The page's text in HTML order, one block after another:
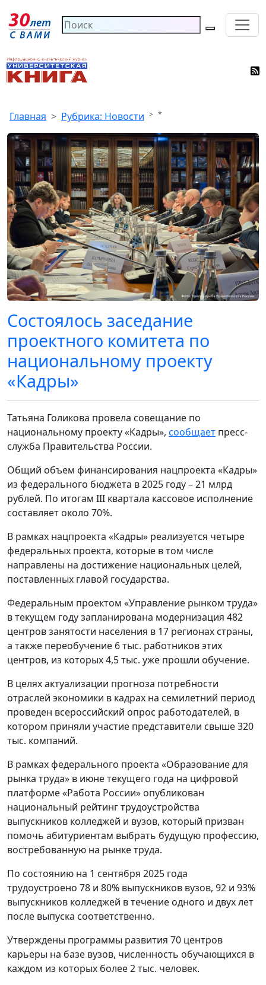
Главная Рубрика: Новости *
Состоялось заседание
проектного комитета по
национальному проекту
«Кадры»
Татьяна Голикова провела совещание по
национальному проекту «Кадры», сообщает пресс-
служба Правительства России.
Общий объем финансирования нацпроекта «Кадры»
из федерального бюджета в 2025 году – 21 млрд
рублей. По итогам III квартала кассовое исполнение
составляет около 70%.
В рамках нацпроекта «Кадры» реализуется четыре
федеральных проекта, которые в том числе
направлены на достижение национальных целей,
поставленных главой государства.
Федеральным проектом «Управление рынком труда»
в текущем году запланирована модернизация 482
центров занятости населения в 17 регионах страны,
а также переобучение 6 тыс. работников этих
центров, из которых 4,5 тыс. уже прошли обучение.
В целях актуализации прогноза потребности
отраслей экономики в кадрах на семилетний период
проведен всероссийский опрос работодателей, в
котором приняли участие представители свыше 320
тыс. компаний.
В рамках федерального проекта «Образование для
рынка труда» в июне текущего года на цифровой
платформе «Работа России» опубликован
национальный рейтинг трудоустройства
выпускников колледжей и вузов, который призван
помочь абитуриентам выбрать будущую профессию,
востребованную на рынке труда.
По состоянию на 1 сентября 2025 года
трудоустроено 78 и 80% выпускников вузов, 92 и 93%
выпускников колледжей в течение одного и двух лет
после выпуска соответственно.
Утверждены программы развития 70 центров
карьеры на базе вузов, численность обучающихся в
каждом из которых более 2 тыс. человек.